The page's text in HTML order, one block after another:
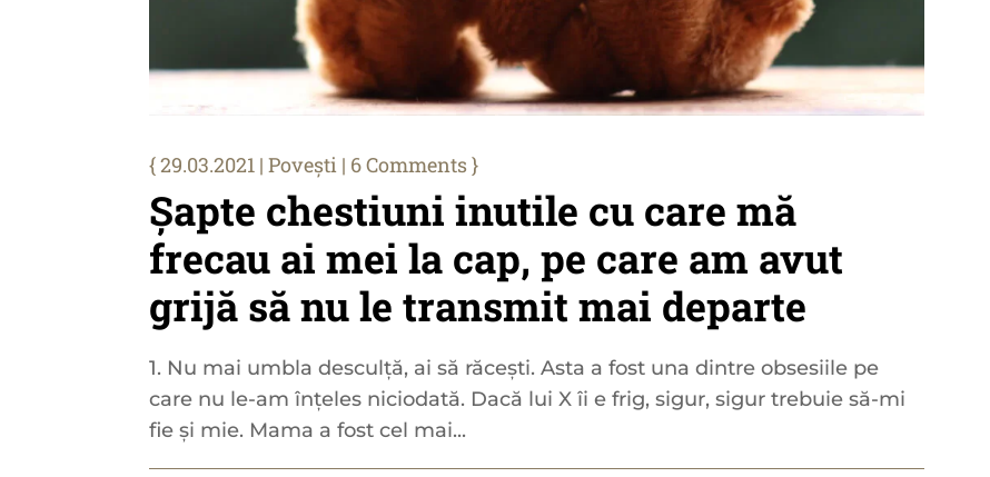
Șapte chestiuni inutile cu care mă
frecau ai mei la cap, pe care am avut
grijă să nu le transmit mai departe
29.03.2021 |Povești | 6 Comments
1. Nu mai umbla desculță, ai să răcești. Asta a fost una dintre obsesiile pe
care nu le-am înțeles niciodată. Dacă lui X îi e frig, sigur, sigur trebuie să-mi
fie și mie. Mama a fost cel mai...